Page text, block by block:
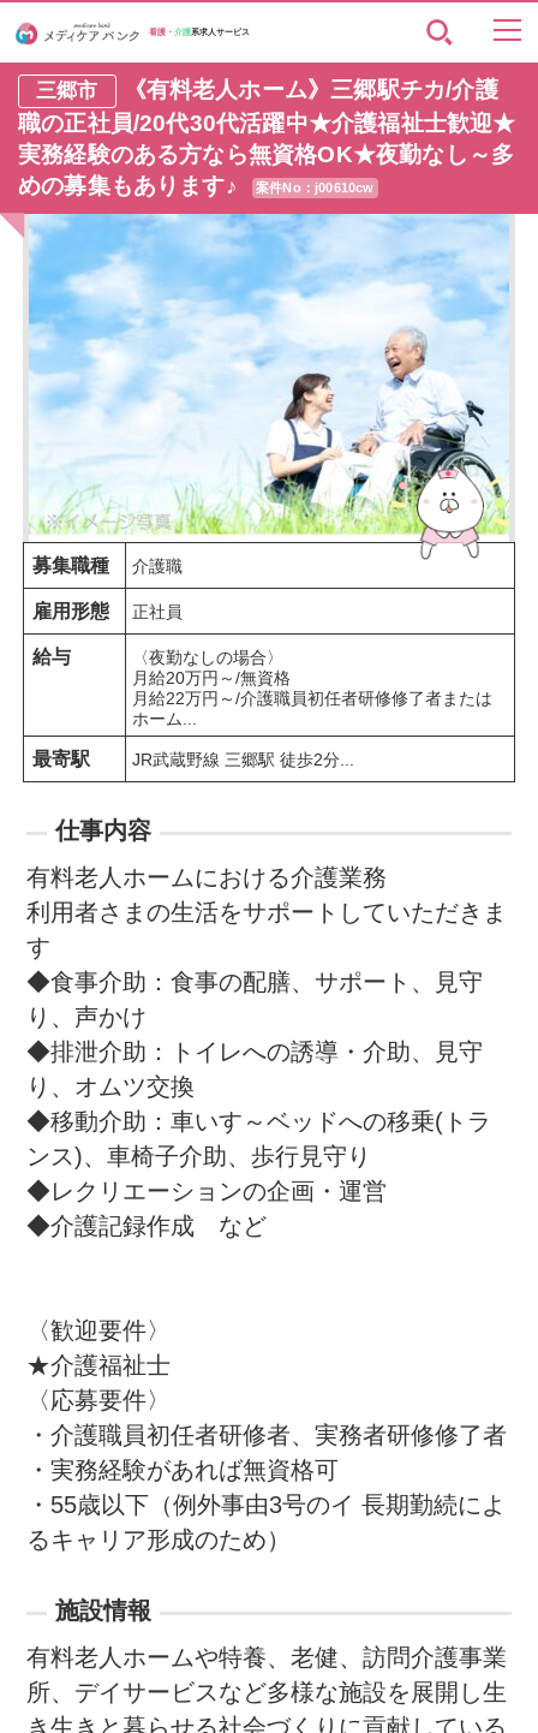
看護・介護系求人サービス
三郷市
《有料老人ホーム》三郷駅チカ/介護
職の正社員/20代30代活躍中★介護福祉士歓迎★
実務経験のある方なら無資格OK★夜勤なし～多
めの募集もあります♪
案件No：j00610cw
募集職種 介護職
雇用形態 正社員
給与
〈夜勤なしの場合〉
月給20万円～/無資格
月給22万円～/介護職員初任者研修修了者または
ホーム...
最寄駅 JR武蔵野線 三郷駅 徒歩2分...
仕事内容
有料老人ホームにおける介護業務
利用者さまの生活をサポートしていただきま
す
◆食事介助：食事の配膳、サポート、見守
り、声かけ
◆排泄介助：トイレへの誘導・介助、見守
り、オムツ交換
◆移動介助：車いす～ベッドへの移乗(トラ
ンス)、車椅子介助、歩行見守り
◆レクリエーションの企画・運営
◆介護記録作成　など
〈歓迎要件〉
★介護福祉士
〈応募要件〉
・介護職員初任者研修者、実務者研修修了者
・実務経験があれば無資格可
・55歳以下（例外事由3号のイ 長期勤続によ
るキャリア形成のため）
施設情報
有料老人ホームや特養、老健、訪問介護事業
所、デイサービスなど多様な施設を展開し生
き生きと暮らせる社会づくりに貢献している